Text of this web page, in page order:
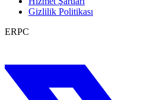
Gizlilik Politikası
ERPC